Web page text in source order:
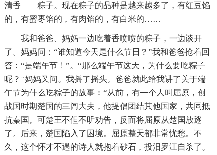
清香――粽子。现在粽子的品种是越来越多了，有红豆馅
的，有蜜枣馅的，有肉馅的，有白米的……
我和爸爸、妈妈一边吃着香喷喷的粽子，一边谈开
了。妈妈问：“谁知道今天是什么节日？”我和爸爸抢着回
答：“是端午节！”。“那么端午节这天，为什么要吃粽子
呢？”妈妈又问。我摇了摇头。爸爸就此给我讲了关于端
午节为什么吃粽子的故事：“从前，有一个人叫屈原，创
战国时期楚国的三闾大夫，他提倡团结其他国家，共同抵
抗秦国。可楚王不但不听劝告，反而将屈原从楚国放逐
了。后来，楚国陷入了困境。屈原整天都非常忧愁。不
久，这个怀才不遇的诗人就抱着砂石，投汨罗江自杀了。